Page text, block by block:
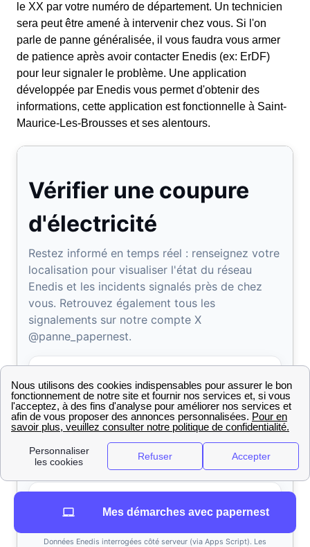
le XX par votre numéro de département. Un technicien
sera peut être amené à intervenir chez vous. Si l'on
parle de panne généralisée, il vous faudra vous armer
de patience après avoir contacter Enedis (ex: ErDF)
pour leur signaler le problème. Une application
développée par Enedis vous permet d'obtenir des
informations, cette application est fonctionnelle à Saint-
Maurice-Les-Brousses et ses alentours.
Mes démarches avec papernest